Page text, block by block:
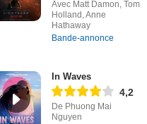
Avec Matt Damon, Tom
Holland, Anne
Hathaway
Bande-annonce
In Waves
4,2
De Phuong Mai
Nguyen